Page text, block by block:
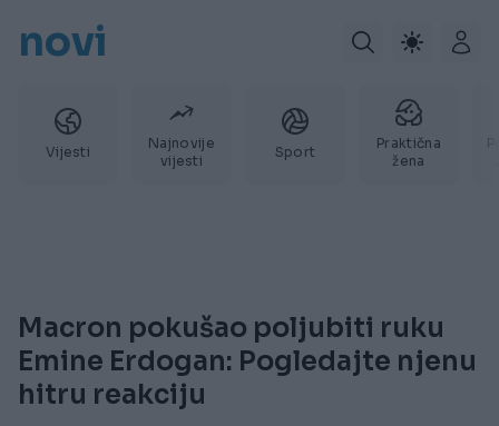
novi
Vijesti
Najnovije
vijesti
Sport
Praktična
žena
Macron pokušao poljubiti ruku
Emine Erdogan: Pogledajte njenu
hitru reakciju